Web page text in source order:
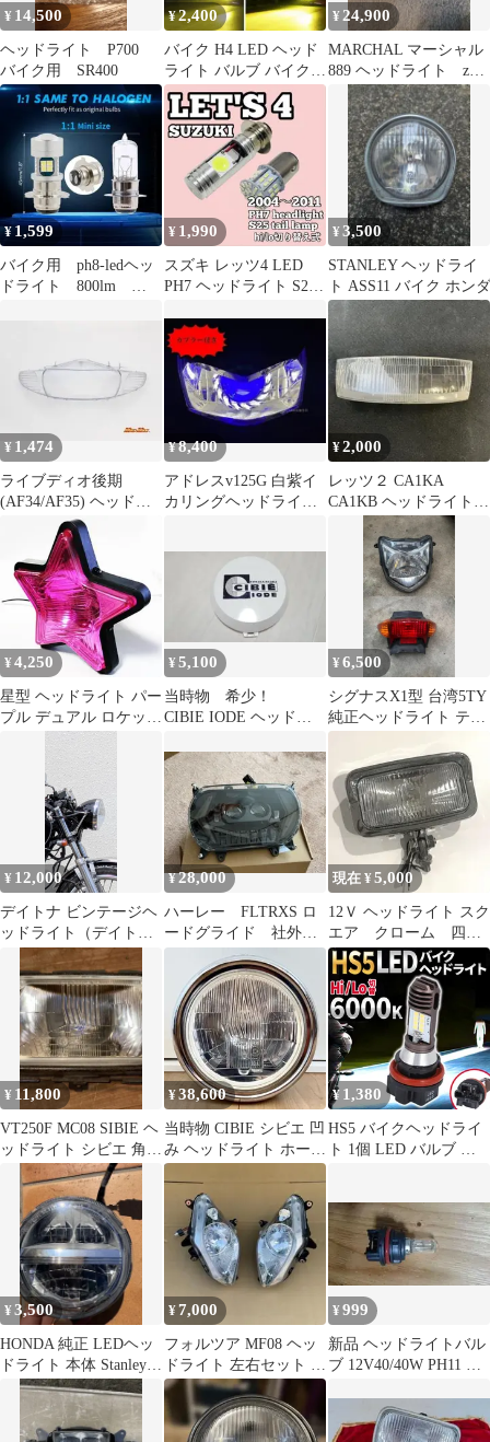
¥ 14,500
ヘッドライト P700
バイク用 SR400
¥2,400
バイク H4 LED ヘッド
ライト バルブ バイク用
ハイロー イエロー 黄色
¥ 24,900
MARCHAL マーシャル
889 ヘッドライト z1
z2 kzfx
¥1,599
バイク用 ph8-ledヘッ
ドライト 800lm
¥ 1,990
スズキ レッツ4 LED
PH7 ヘッドライト S25
¥3,500
STANLEY ヘッドライ
ト ASS11 バイク ホンダ
¥ 1,474
ライブディオ後期
(AF34/AF35) ヘッドラ
イトレンズ
¥8,400
アドレスv125G 白紫イ
カリングヘッドライト
¥2,000
レッツ２ CA1KA
CA1KB ヘッドライトレ
ンズカバー
¥4,250
星型 ヘッドライト パー
プル デュアル ロケット
カウル スターランプ 1
¥5,100
当時物 希少！
CIBIE IODE ヘッドラ
¥6,500
シグナスX1型 台湾5TY
純正ヘッドライト テー
¥ 12,000
デイトナ ビンテージヘ
ッドライト（デイトナ
SUSパイプライトステ
ー付き）
¥28,000
ハーレー FLTRXS ロ
ードグライド 社外ヘ
ッドライト
現在 ¥5,000
12Ｖ ヘッドライト スク
エア クローム 四
角 H3バル ハーレー
¥ 11,800
VT250F MC08 SIBIE ヘ
ッドライト シビエ 角目
当時物
¥38,600
当時物 CIBIE シビエ 凹
み ヘッドライト ホーク
CB400F マーシャル
¥ 1,380
HS5 バイクヘッドライ
ト 1個 LED バルブ ホ
ダ リード PCX スズキ
アドレス レッツ4 003
¥3,500
HONDA 純正 LEDヘッ
ドライト 本体 Stanley
W4291
¥7,000
フォルツア MF08 ヘッ
ドライト 左右セット 社
外品 電球
¥999
新品 ヘッドライトバル
ブ 12V40/40W PH11 原